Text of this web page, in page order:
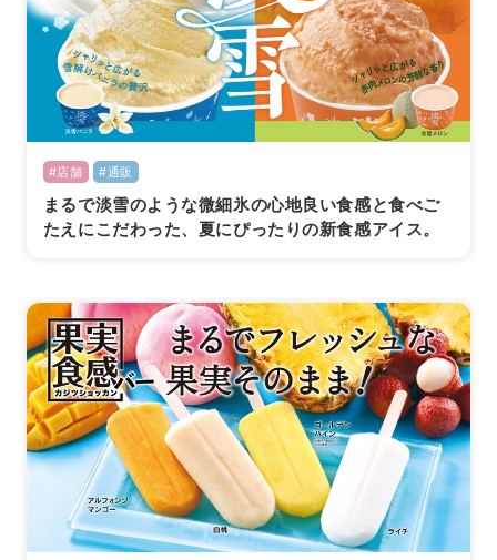
#店舗 #通販
まるで淡雪のような微細氷の心地良い食感と食べご
たえにこだわった、夏にぴったりの新食感アイス。